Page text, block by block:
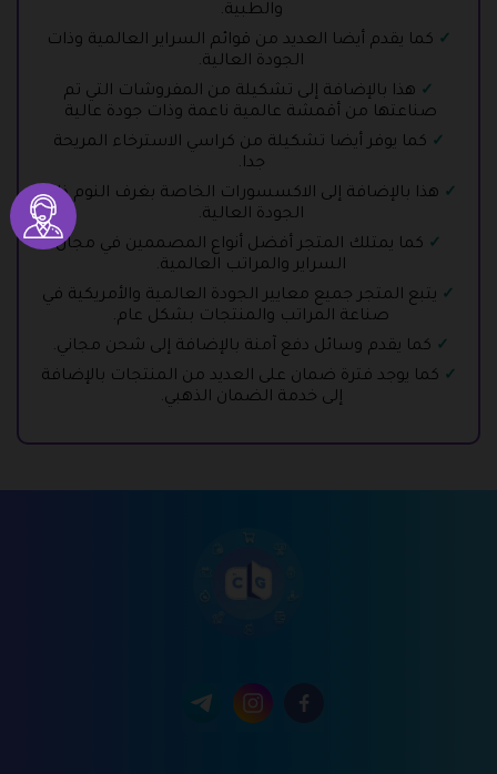
والطبية.
كما يقدم أيضا العديد من قوائم السراير العالمية وذات
الجودة العالية.
هذا بالإضافة إلى تشكيلة من المفروشات التي تم
صناعتها من أقمشة عالمية ناعمة وذات جودة عالية
كما يوفر أيضا تشكيلة من كراسي الاسترخاء المريحة
جدا.
هذا بالإضافة إلى الاكسسورات الخاصة بغرف النوم ذات
الجودة العالية.
كما يمتلك المتجر أفضل أنواع المصممين في مجال
السراير والمراتب العالمية.
يتبع المتجر جميع معايير الجودة العالمية والأمريكية في
صناعة المراتب والمنتجات بشكل عام.
كما يقدم وسائل دفع آمنة بالإضافة إلى شحن مجاني.
كما يوجد فترة ضمان على العديد من المنتجات بالإضافة
إلى خدمة الضمان الذهبي.